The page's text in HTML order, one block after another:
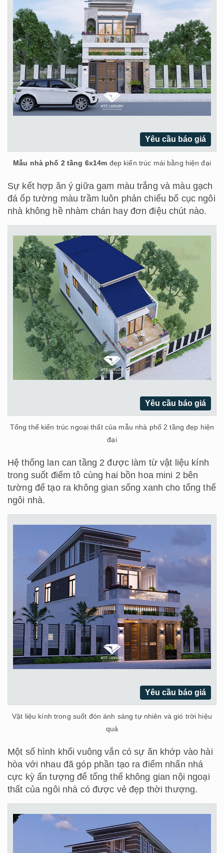
Yêu cầu báo giá
Mẫu nhà phố 2 tầng 6x14m đẹp kiến trúc mái bằng hiện đại
Sự kết hợp ăn ý giữa gam màu trắng và màu gạch
đá ốp tường màu trầm luôn phản chiếu bố cục ngôi
nhà không hề nhàm chán hay đơn điệu chút nào.
Yêu cầu báo giá
Tổng thể kiến trúc ngoại thất của mẫu nhà phố 2 tầng đẹp hiện
đại
Hệ thống lan can tầng 2 được làm từ vật liệu kính
trong suốt điểm tô cùng hai bồn hoa mini 2 bên
tường để tạo ra không gian sống xanh cho tổng thể
ngôi nhà.
Yêu cầu báo giá
Vật liệu kính trong suốt đón ánh sáng tự nhiên và gió trời hiệu
quả
Một số hình khối vuông vắn có sự ăn khớp vào hài
hòa với nhau đã góp phần tạo ra điểm nhấn nhá
cực kỳ ấn tượng để tổng thể không gian nội ngoại
thất của ngôi nhà có được vẻ đẹp thời thượng.